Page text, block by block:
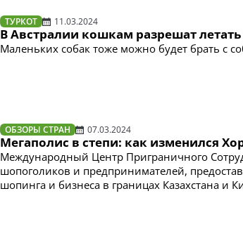
ТУРКОТ 11.03.2024
В Австралии кошкам разрешат
Маленьких собак тоже можно будет брать с
ОБЗОРЫ СТРАН 07.03.2024
Мегаполис в степи: как изменился
Международный Центр Приграничного
шопоголиков и предпринимателей,
шопинга и бизнеса в границах Казахстана и